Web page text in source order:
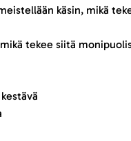
käsin, mikä
tekee siitä